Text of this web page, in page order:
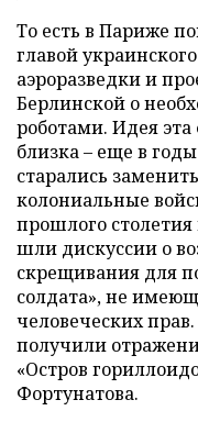
То есть в Париже
главой
аэроразведки и
Берлинской о
роботами. Идея
близка – еще в
старались
колониальные
прошлого
шли дискуссии о
скрещивания для
солдата», не
человеческих
получили
«Остров
Фортунатова.